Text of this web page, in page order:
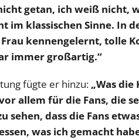
getan, ich weiß nicht,
klassischen Sinne. In
kennengelernt, tolle
immer großartig.“
fügte er hinzu: „Was
allem für die Fans, die
sehen, dass die Fans
was ich gemacht